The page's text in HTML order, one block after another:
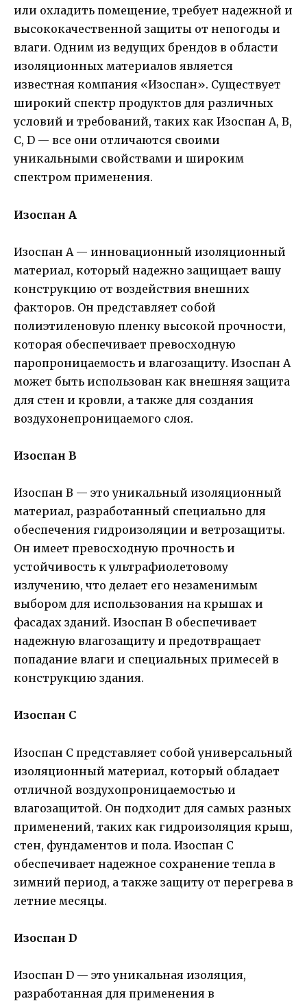
или охладить помещение, требует надежной и
высококачественной защиты от непогоды и
влаги. Одним из ведущих брендов в области
изоляционных материалов является
известная компания «Изоспан». Существует
широкий спектр продуктов для различных
условий и требований, таких как Изоспан A, B,
C, D — все они отличаются своими
уникальными свойствами и широким
спектром применения.
Изоспан A
Изоспан A — инновационный изоляционный
материал, который надежно защищает вашу
конструкцию от воздействия внешних
факторов. Он представляет собой
полиэтиленовую пленку высокой прочности,
которая обеспечивает превосходную
паропроницаемость и влагозащиту. Изоспан A
может быть использован как внешняя защита
для стен и кровли, а также для создания
воздухонепроницаемого слоя.
Изоспан B
Изоспан B — это уникальный изоляционный
материал, разработанный специально для
обеспечения гидроизоляции и ветрозащиты.
Он имеет превосходную прочность и
устойчивость к ультрафиолетовому
излучению, что делает его незаменимым
выбором для использования на крышах и
фасадах зданий. Изоспан B обеспечивает
надежную влагозащиту и предотвращает
попадание влаги и специальных примесей в
конструкцию здания.
Изоспан C
Изоспан C представляет собой универсальный
изоляционный материал, который обладает
отличной воздухопроницаемостью и
влагозащитой. Он подходит для самых разных
применений, таких как гидроизоляция крыш,
стен, фундаментов и пола. Изоспан C
обеспечивает надежное сохранение тепла в
зимний период, а также защиту от перегрева в
летние месяцы.
Изоспан D
Изоспан D — это уникальная изоляция,
разработанная для применения в